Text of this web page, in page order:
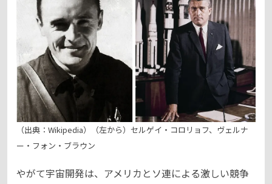
（出典：Wikipedia）（左から）セルゲイ・コロリョフ、ヴェルナ
ー・フォン・ブラウン
やがて宇宙開発は、アメリカとソ連による激しい競争